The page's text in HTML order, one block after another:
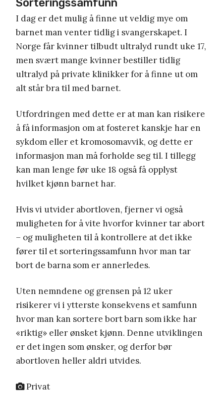
Sorteringssamfunn
I dag er det mulig å finne ut veldig mye om
barnet man venter tidlig i svangerskapet. I
Norge får kvinner tilbudt ultralyd rundt uke 17,
men svært mange kvinner bestiller tidlig
ultralyd på private klinikker for å finne ut om
alt står bra til med barnet.
Utfordringen med dette er at man kan risikere
å få informasjon om at fosteret kanskje har en
sykdom eller et kromosomavvik, og dette er
informasjon man må forholde seg til. I tillegg
kan man lenge før uke 18 også få opplyst
hvilket kjønn barnet har.
Hvis vi utvider abortloven, fjerner vi også
muligheten for å vite hvorfor kvinner tar abort
– og muligheten til å kontrollere at det ikke
fører til et sorteringssamfunn hvor man tar
bort de barna som er annerledes.
Uten nemndene og grensen på 12 uker
risikerer vi i ytterste konsekvens et samfunn
hvor man kan sortere bort barn som ikke har
«riktig» eller ønsket kjønn. Denne utviklingen
er det ingen som ønsker, og derfor bør
abortloven heller aldri utvides.
Privat